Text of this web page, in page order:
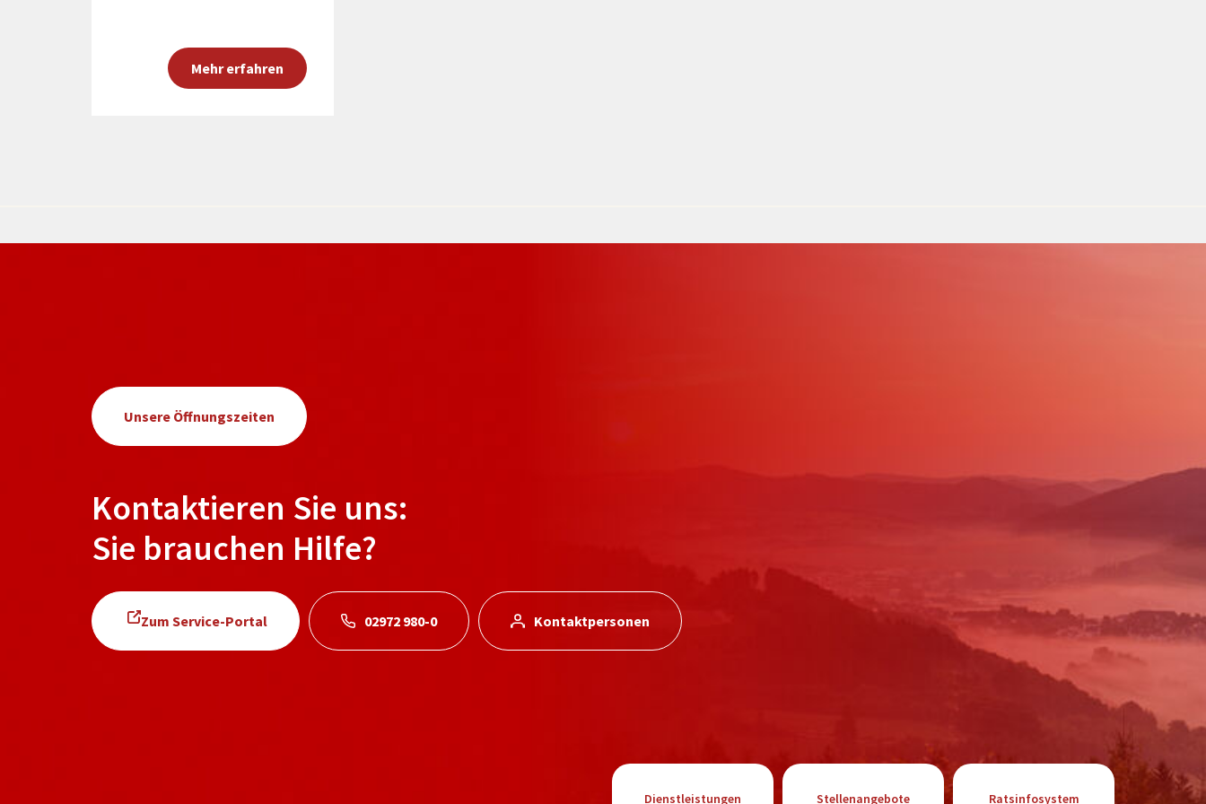
Mehr erfahren
Unsere Öffnungszeiten
Kontaktieren Sie uns:
Sie brauchen Hilfe?
Zum Service-Portal 02972 980-0 Kontaktpersonen
Dienstleistungen Stellenangebote Ratsinfosystem